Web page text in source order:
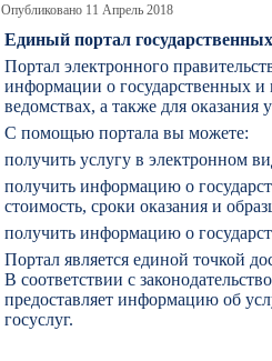
Опубликовано 11 Апрель 2018
Единый портал
Портал электронного
информации о государственных
ведомствах, а также для оказания
С помощью портала вы можете:
получить услугу в электронном
получить информацию о
стоимость, сроки оказания и
получить информацию о
Портал является единой точкой
В соответствии с
предоставляет информацию об
госуслуг.